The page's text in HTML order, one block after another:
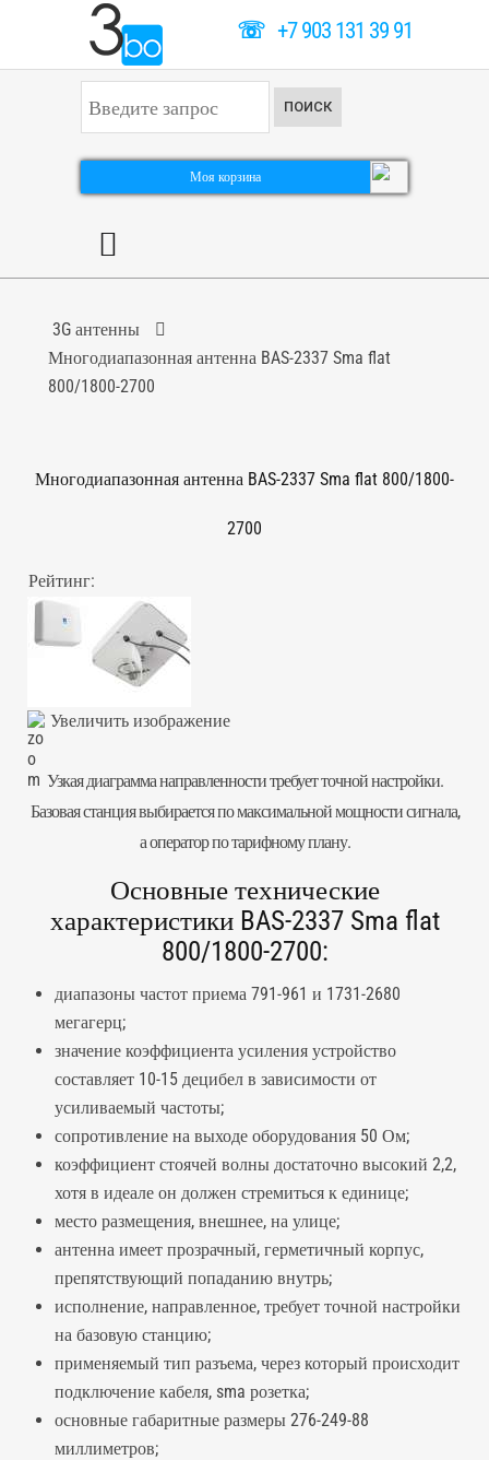
☏+7 903 131 39 91
к
а
ь
ПОИСК
Моя корзина
3G антенны
Многодиапазонная антенна BAS-2337 Sma flat
800/1800-2700
Многодиапазонная антенна BAS-2337 Sma flat 800/1800-
2700
Рейтинг:
Увеличить изображение
Узкая диаграмма направленности требует точной настройки.
Базовая станция выбирается по максимальной мощности сигнала,
а оператор по тарифному плану.
Основные технические
характеристики BAS-2337 Sma flat
800/1800-2700:
диапазоны частот приема 791-961 и 1731-2680
мегагерц;
значение коэффициента усиления устройство
составляет 10-15 децибел в зависимости от
усиливаемый частоты;
сопротивление на выходе оборудования 50 Ом;
коэффициент стоячей волны достаточно высокий 2,2,
хотя в идеале он должен стремиться к единице;
место размещения, внешнее, на улице;
антенна имеет прозрачный, герметичный корпус,
препятствующий попаданию внутрь;
исполнение, направленное, требует точной настройки
на базовую станцию;
применяемый тип разъема, через который происходит
подключение кабеля, sma розетка;
основные габаритные размеры 276-249-88
миллиметров;